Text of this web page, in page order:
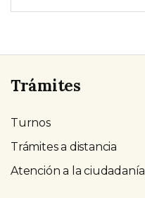
Trámites
Turnos
Trámites a distancia
Atención a la ciudadanía